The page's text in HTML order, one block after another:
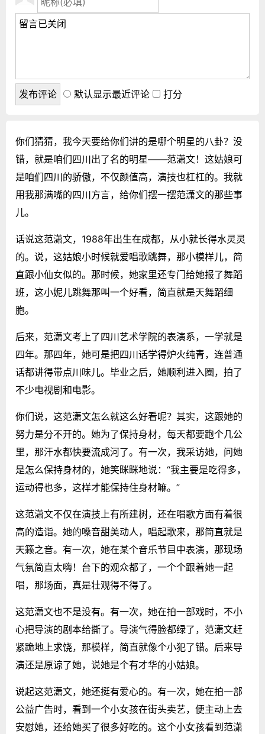
默认显示最近评论 打分
你们猜猜，我今天要给你们讲的是哪个明星的八卦？没
错，就是咱们四川出了名的明星——范潇文！这姑娘可
是咱们四川的骄傲，不仅颜值高，演技也杠杠的。我就
用我那满嘴的四川方言，给你们摆一摆范潇文的那些事
儿。
话说这范潇文，1988年出生在成都，从小就长得水灵灵
的。说，这姑娘小时候就爱唱歌跳舞，那小模样儿，简
直跟小仙女似的。那时候，她家里还专门给她报了舞蹈
班，这小妮儿跳舞那叫一个好看，简直就是天舞蹈细
胞。
后来，范潇文考上了四川艺术学院的表演系，一学就是
四年。那四年，她可是把四川话学得炉火纯青，连普通
话都讲得带点川味儿。毕业之后，她顺利进入圈，拍了
不少电视剧和电影。
你们说，这范潇文怎么就这么好看呢？其实，这跟她的
努力是分不开的。她为了保持身材，每天都要跑个几公
里，那汗水都快要流成河了。有一次，我采访她，问她
是怎么保持身材的，她笑眯眯地说：“我主要是吃得多，
运动得也多，这样才能保持住身材嘛。”
这范潇文不仅在演技上有所建树，还在唱歌方面有着很
高的造诣。她的嗓音甜美动人，唱起歌来，那简直就是
天籁之音。有一次，她在某个音乐节目中表演，那现场
气氛简直太嗨！台下的观众都了，一个个跟着她一起
唱，那场面，真是壮观得不得了。
这范潇文也不是没有。有一次，她在拍一部戏时，不小
心把导演的剧本给撕了。导演气得脸都绿了，范潇文赶
紧跪地上求饶，那模样，简直就像个小犯了错。后来导
演还是原谅了她，说她是个有才华的小姑娘。
说起这范潇文，她还挺有爱心的。有一次，她在拍一部
公益广告时，看到一个小女孩在街头卖艺，便主动上去
安慰她，还给她买了很多好吃的。这个小女孩看到范潇